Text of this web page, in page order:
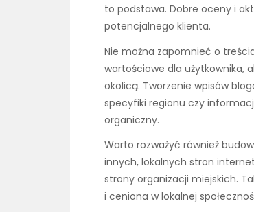
to podstawa. Dobre oceny i
potencjalnego klienta.
Nie można zapomnieć o
wartościowe dla użytkownika,
okolicą. Tworzenie wpisów
specyfiki regionu czy
organiczny.
Warto rozważyć również
innych, lokalnych stron
strony organizacji miejskich.
i ceniona w lokalnej